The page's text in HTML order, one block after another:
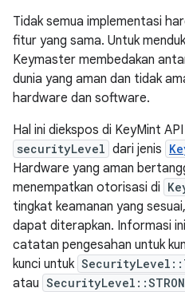
Tidak semua implementasi
fitur yang sama. Untuk
Keymaster membedakan
dunia yang aman dan tidak
hardware dan software.
Hal ini diekspos di KeyMint
securityLevel dari jenis
Hardware yang aman
menempatkan otorisasi di
tingkat keamanan yang
dapat diterapkan. Informasi
catatan pengesahan untuk
kunci untuk
atau